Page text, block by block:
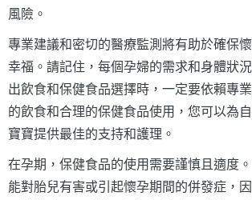
風險。
專業建議和密切的醫療監測將有助於確保
幸福。請記住，每個孕婦的需求和身體狀
出飲食和保健食品選擇時，一定要依賴專
的飲食和合理的保健食品使用，您可以為
寶寶提供最佳的支持和護理。
在孕期，保健食品的使用需要謹慎且適度
能對胎兒有害或引起懷孕期間的併發症，